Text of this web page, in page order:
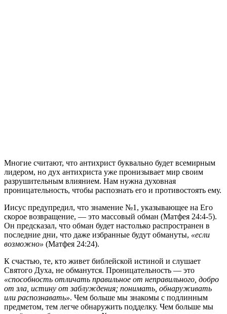
Многие считают, что антихрист буквально будет всемирным
лидером, но дух антихриста уже пронизывает мир своим
разрушительным влиянием. Нам нужна духовная
проницательность, чтобы распознать его и противостоять ему.
Иисус предупредил, что знамение №1, указывающее на Его
скорое возвращение, — это массовый обман (Матфея 24:4-5).
Он предсказал, что обман будет настолько распространен в
последние дни, что даже избранные будут обмануты, «если
возможно» (Матфея 24:24).
К счастью, те, кто живет библейской истиной и слушает
Святого Духа, не обманутся. Проницательность — это
«способность отличать правильное от неправильного, добро
от зла, истину от заблуждения; понимать, обнаруживать
или распознавать». Чем больше мы знакомы с подлинным
предметом, тем легче обнаружить подделку. Чем больше мы